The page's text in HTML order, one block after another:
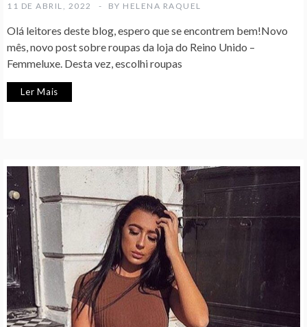
11 DE ABRIL, 2022 BY HELENA RAQUEL
Olá leitores deste blog, espero que se encontrem bem!Novo
mês, novo post sobre roupas da loja do Reino Unido –
Femmeluxe. Desta vez, escolhi roupas
Ler Mais